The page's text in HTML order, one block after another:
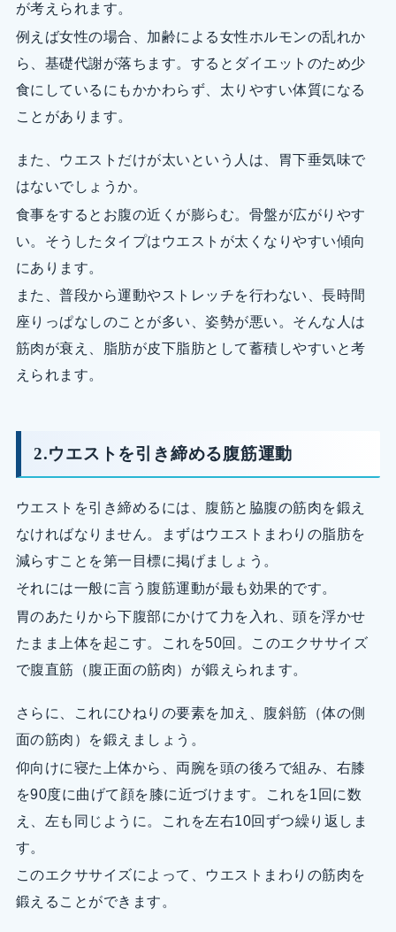
が考えられます。
例えば女性の場合、加齢による女性ホルモンの乱れか
ら、基礎代謝が落ちます。するとダイエットのため少
食にしているにもかかわらず、太りやすい体質になる
ことがあります。
また、ウエストだけが太いという人は、胃下垂気味で
はないでしょうか。
食事をするとお腹の近くが膨らむ。骨盤が広がりやす
い。そうしたタイプはウエストが太くなりやすい傾向
にあります。
また、普段から運動やストレッチを行わない、長時間
座りっぱなしのことが多い、姿勢が悪い。そんな人は
筋肉が衰え、脂肪が皮下脂肪として蓄積しやすいと考
えられます。
2.ウエストを引き締める腹筋運動
ウエストを引き締めるには、腹筋と脇腹の筋肉を鍛え
なければなりません。まずはウエストまわりの脂肪を
減らすことを第一目標に掲げましょう。
それには一般に言う腹筋運動が最も効果的です。
胃のあたりから下腹部にかけて力を入れ、頭を浮かせ
たまま上体を起こす。これを50回。このエクササイズ
で腹直筋（腹正面の筋肉）が鍛えられます。
さらに、これにひねりの要素を加え、腹斜筋（体の側
面の筋肉）を鍛えましょう。
仰向けに寝た上体から、両腕を頭の後ろで組み、右膝
を90度に曲げて顔を膝に近づけます。これを1回に数
え、左も同じように。これを左右10回ずつ繰り返しま
す。
このエクササイズによって、ウエストまわりの筋肉を
鍛えることができます。